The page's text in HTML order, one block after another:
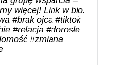
więcej! Link w bio.
#brakojca#tiktok
#relacja #dorosłe
#zmiana